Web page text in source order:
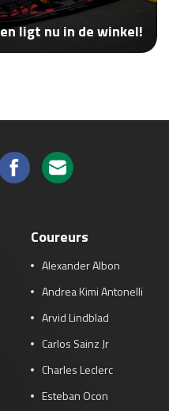
za 13:00 - 15:00
za 23:00 - 00:00
zo 21:00 - 23:00
30 okt - 01 nov
za 22:00 - 23:00
zo 21:00 - 23:00
zo 18:00 - 20:00
ligt nu in de winkel!
Coureurs
Alexander Albon
Andrea Kimi Antonelli
Arvid Lindblad
Carlos Sainz Jr
Charles Leclerc
Esteban Ocon